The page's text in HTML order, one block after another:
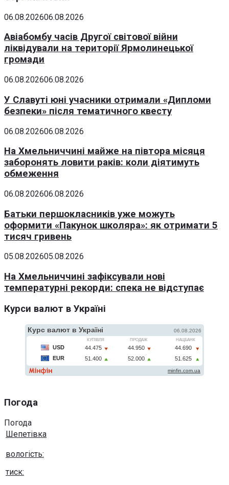
06.08.202606.08.2026
Авіабомбу часів Другої світової війни
ліквідували на території Ярмолинецької
громади
06.08.202606.08.2026
У Славуті юні учасники отримали «Дипломи
безпеки» після тематичного квесту
06.08.202606.08.2026
На Хмельниччині майже на півтора місяця
заборонять ловити раків: коли діятимуть
обмеження
06.08.202606.08.2026
Батьки першокласників уже можуть
оформити «Пакунок школяра»: як отримати 5
тисяч гривень
05.08.202605.08.2026
На Хмельниччині зафіксували нові
температурні рекорди: спека не відступає
Курси валют в Україні
Погода
Погода
Шепетівка
вологість:
тиск: